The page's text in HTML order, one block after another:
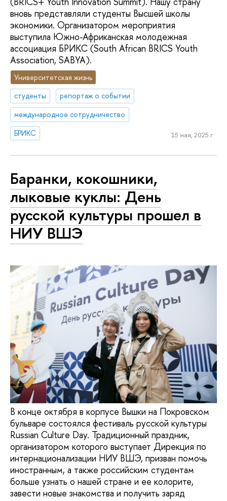
вновь представляли студенты Высшей школы
экономики. Организатором мероприятия
выступила Южно-Африканская молодежная
ассоциация БРИКС (South African BRICS Youth
Association, SABYA).
Университетская жизнь
студенты
репортаж о событии
международное сотрудничество
БРИКС
15 мая, 2025 г.
Баранки, кокошники,
лыковые куклы: День
русской культуры прошел в
НИУ ВШЭ
В конце октября в корпусе Вышки на Покровском
бульваре состоялся фестиваль русской культуры
Russian Culture Day. Традиционный праздник,
организатором которого выступает Дирекция по
интернационализации НИУ ВШЭ, призван помочь
иностранным, а также российским студентам
больше узнать о нашей стране и ее колорите,
завести новые знакомства и получить заряд